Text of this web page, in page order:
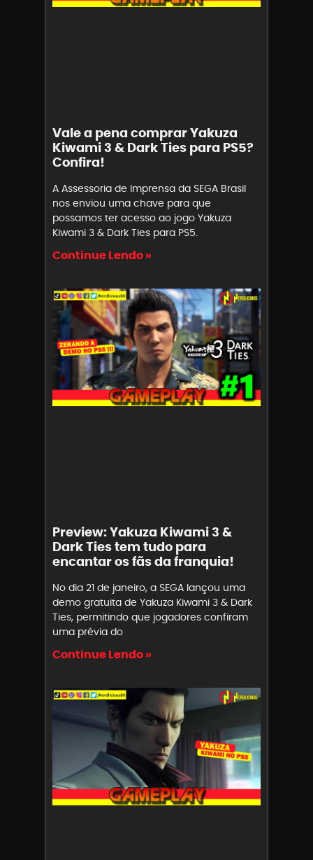
Vale a pena comprar Yakuza
Kiwami 3 & Dark Ties para PS5?
Confira!
A Assessoria de Imprensa da SEGA Brasil
nos enviou uma chave para que
possamos ter acesso ao jogo Yakuza
Kiwami 3 & Dark Ties para PS5.
Continue Lendo »
Preview: Yakuza Kiwami 3 &
Dark Ties tem tudo para
encantar os fãs da franquia!
No dia 21 de janeiro, a SEGA lançou uma
demo gratuita de Yakuza Kiwami 3 & Dark
Ties, permitindo que jogadores confiram
uma prévia do
Continue Lendo »